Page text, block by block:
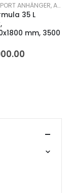
ANHÄNGER,AUTOTRANSPORT-KOFFERANHÄNGER
35 L
mm, 3500